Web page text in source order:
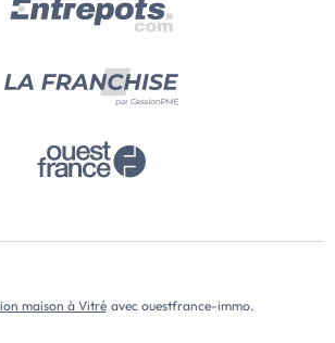
maison à Vitré avec ouestfrance-immo.